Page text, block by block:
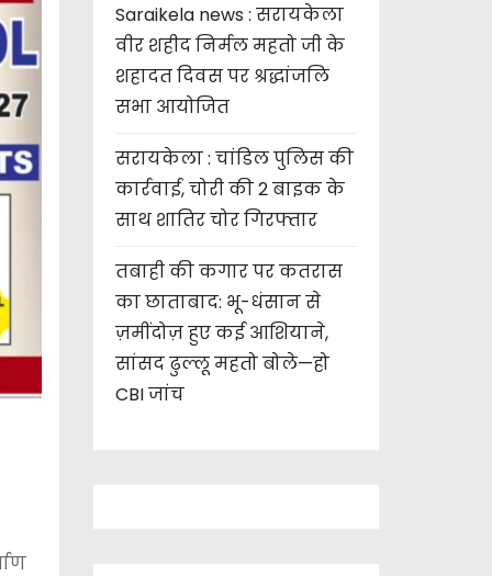
Saraikela news : सरायकेला
वीर शहीद निर्मल महतो जी के
शहादत दिवस पर श्रद्धांजलि
सभा आयोजित
सरायकेला : चांडिल पुलिस की
कार्रवाई, चोरी की 2 बाइक के
साथ शातिर चोर गिरफ्तार
तबाही की कगार पर कतरास
का छाताबाद: भू-धंसान से
ज़मींदोज़ हुए कई आशियाने,
सांसद ढुल्लू महतो बोले—हो
CBI जांच